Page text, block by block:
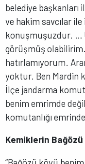
belediye
ve hakim savcılar
konuşmuşuzdur. …
görüşmüş
hatırlamıyorum.
yoktur. Ben Mardin
İlçe jandarma
benim emrimde
komutanlığı
Kemiklerin